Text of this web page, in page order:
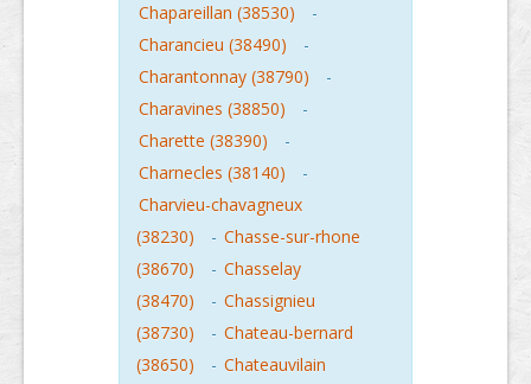
Chapareillan (38530)
-
Charancieu (38490)
-
Charantonnay (38790)
-
Charavines (38850)
-
Charette (38390)
-
Charnecles (38140)
-
Charvieu-chavagneux
(38230)
- Chasse-sur-rhone
(38670)
- Chasselay
(38470)
- Chassignieu
(38730)
- Chateau-bernard
(38650)
- Chateauvilain